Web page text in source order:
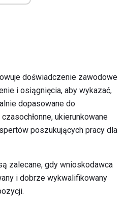
doświadczenie zawodowe
i osiągnięcia, aby wykazać,
dopasowane do
ukierunkowane
poszukujących pracy dla
zalecane, gdy wnioskodawca
i dobrze wykwalifikowany